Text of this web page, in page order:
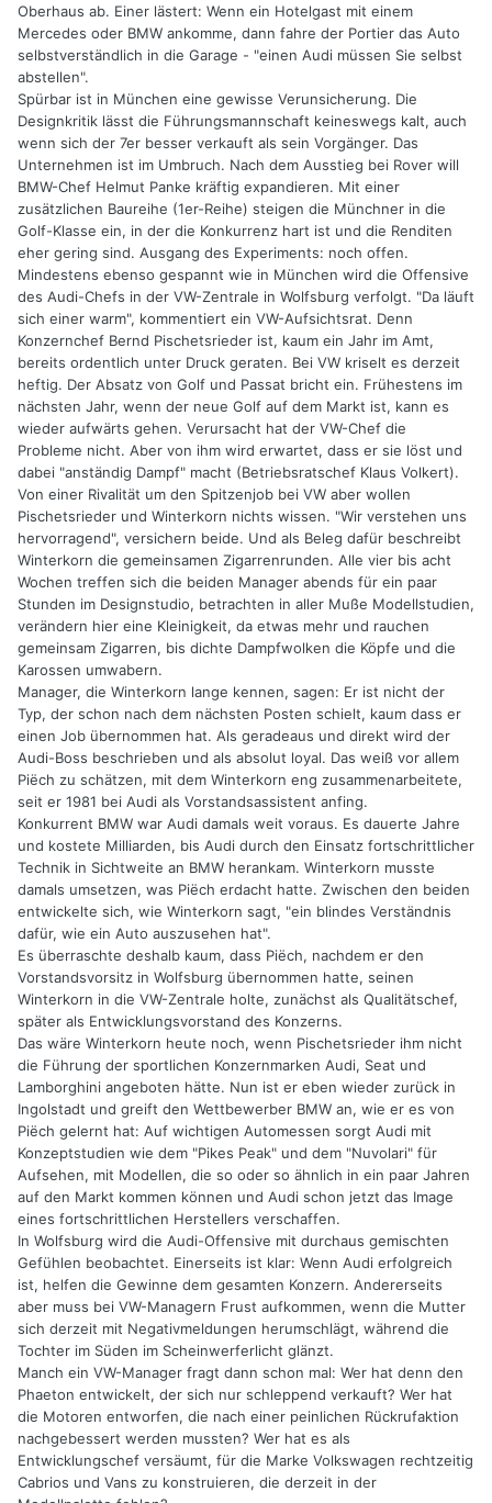
Oberhaus ab. Einer lästert: Wenn ein Hotelgast mit einem
Mercedes oder BMW ankomme, dann fahre der Portier das Auto
selbstverständlich in die Garage - "einen Audi müssen Sie selbst
abstellen".
Spürbar ist in München eine gewisse Verunsicherung. Die
Designkritik lässt die Führungsmannschaft keineswegs kalt, auch
wenn sich der 7er besser verkauft als sein Vorgänger. Das
Unternehmen ist im Umbruch. Nach dem Ausstieg bei Rover will
BMW-Chef Helmut Panke kräftig expandieren. Mit einer
zusätzlichen Baureihe (1er-Reihe) steigen die Münchner in die
Golf-Klasse ein, in der die Konkurrenz hart ist und die Renditen
eher gering sind. Ausgang des Experiments: noch offen.
Mindestens ebenso gespannt wie in München wird die Offensive
des Audi-Chefs in der VW-Zentrale in Wolfsburg verfolgt. "Da läuft
sich einer warm", kommentiert ein VW-Aufsichtsrat. Denn
Konzernchef Bernd Pischetsrieder ist, kaum ein Jahr im Amt,
bereits ordentlich unter Druck geraten. Bei VW kriselt es derzeit
heftig. Der Absatz von Golf und Passat bricht ein. Frühestens im
nächsten Jahr, wenn der neue Golf auf dem Markt ist, kann es
wieder aufwärts gehen. Verursacht hat der VW-Chef die
Probleme nicht. Aber von ihm wird erwartet, dass er sie löst und
dabei "anständig Dampf" macht (Betriebsratschef Klaus Volkert).
Von einer Rivalität um den Spitzenjob bei VW aber wollen
Pischetsrieder und Winterkorn nichts wissen. "Wir verstehen uns
hervorragend", versichern beide. Und als Beleg dafür beschreibt
Winterkorn die gemeinsamen Zigarrenrunden. Alle vier bis acht
Wochen treffen sich die beiden Manager abends für ein paar
Stunden im Designstudio, betrachten in aller Muße Modellstudien,
verändern hier eine Kleinigkeit, da etwas mehr und rauchen
gemeinsam Zigarren, bis dichte Dampfwolken die Köpfe und die
Karossen umwabern.
Manager, die Winterkorn lange kennen, sagen: Er ist nicht der
Typ, der schon nach dem nächsten Posten schielt, kaum dass er
einen Job übernommen hat. Als geradeaus und direkt wird der
Audi-Boss beschrieben und als absolut loyal. Das weiß vor allem
Piëch zu schätzen, mit dem Winterkorn eng zusammenarbeitete,
seit er 1981 bei Audi als Vorstandsassistent anfing.
Konkurrent BMW war Audi damals weit voraus. Es dauerte Jahre
und kostete Milliarden, bis Audi durch den Einsatz fortschrittlicher
Technik in Sichtweite an BMW herankam. Winterkorn musste
damals umsetzen, was Piëch erdacht hatte. Zwischen den beiden
entwickelte sich, wie Winterkorn sagt, "ein blindes Verständnis
dafür, wie ein Auto auszusehen hat".
Es überraschte deshalb kaum, dass Piëch, nachdem er den
Vorstandsvorsitz in Wolfsburg übernommen hatte, seinen
Winterkorn in die VW-Zentrale holte, zunächst als Qualitätschef,
später als Entwicklungsvorstand des Konzerns.
Das wäre Winterkorn heute noch, wenn Pischetsrieder ihm nicht
die Führung der sportlichen Konzernmarken Audi, Seat und
Lamborghini angeboten hätte. Nun ist er eben wieder zurück in
Ingolstadt und greift den Wettbewerber BMW an, wie er es von
Piëch gelernt hat: Auf wichtigen Automessen sorgt Audi mit
Konzeptstudien wie dem "Pikes Peak" und dem "Nuvolari" für
Aufsehen, mit Modellen, die so oder so ähnlich in ein paar Jahren
auf den Markt kommen können und Audi schon jetzt das Image
eines fortschrittlichen Herstellers verschaffen.
In Wolfsburg wird die Audi-Offensive mit durchaus gemischten
Gefühlen beobachtet. Einerseits ist klar: Wenn Audi erfolgreich
ist, helfen die Gewinne dem gesamten Konzern. Andererseits
aber muss bei VW-Managern Frust aufkommen, wenn die Mutter
sich derzeit mit Negativmeldungen herumschlägt, während die
Tochter im Süden im Scheinwerferlicht glänzt.
Manch ein VW-Manager fragt dann schon mal: Wer hat denn den
Phaeton entwickelt, der sich nur schleppend verkauft? Wer hat
die Motoren entworfen, die nach einer peinlichen Rückrufaktion
nachgebessert werden mussten? Wer hat es als
Entwicklungschef versäumt, für die Marke Volkswagen rechtzeitig
Cabrios und Vans zu konstruieren, die derzeit in der